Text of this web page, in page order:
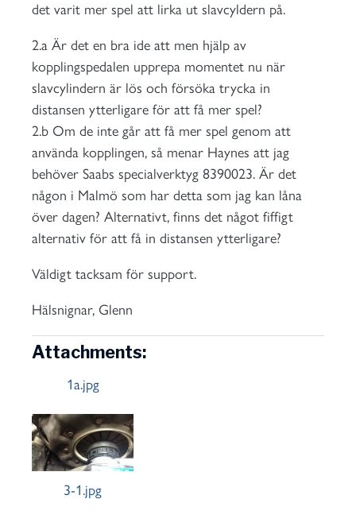
det varit mer spel att lirka ut slavcyldern på.
2.a Är det en bra ide att men hjälp av
kopplingspedalen upprepa momentet nu när
slavcylindern är lös och försöka trycka in
distansen ytterligare för att få mer spel?
2.b Om de inte går att få mer spel genom att
använda kopplingen, så menar Haynes att jag
behöver Saabs specialverktyg 8390023. Är det
någon i Malmö som har detta som jag kan låna
över dagen? Alternativt, finns det något fiffigt
alternativ för att få in distansen ytterligare?
Väldigt tacksam för support.
Hälsnignar, Glenn
Attachments:
1a.jpg
3-1.jpg